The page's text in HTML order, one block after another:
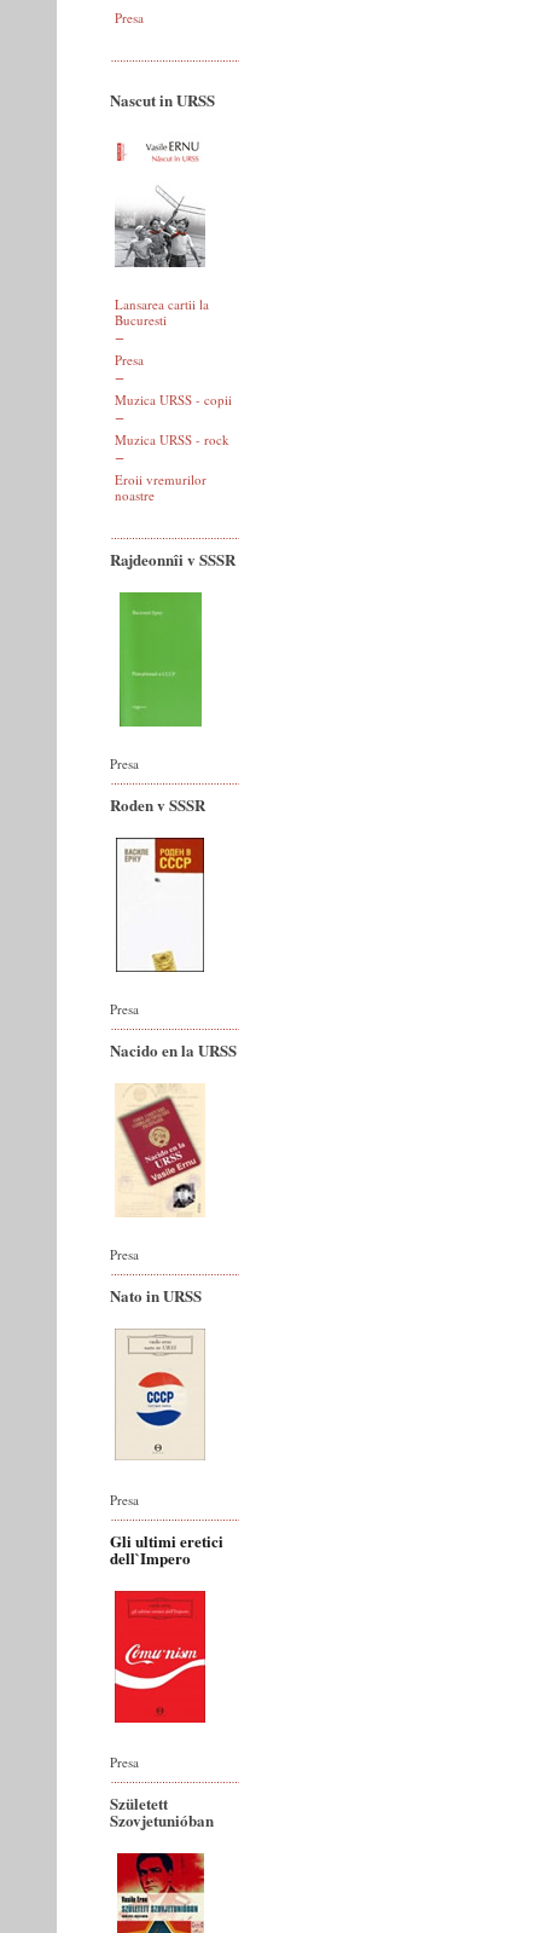
Presa
Nascut in URSS
Lansarea cartii la
Bucuresti
Presa
Muzica URSS - copii
Muzica URSS - rock
Eroii vremurilor
noastre
Rajdeonnîi v SSSR
Presa
Roden v SSSR
Presa
Nacido en la URSS
Presa
Nato in URSS
Presa
Gli ultimi eretici
dell`Impero
Presa
Született
Szovjetunióban